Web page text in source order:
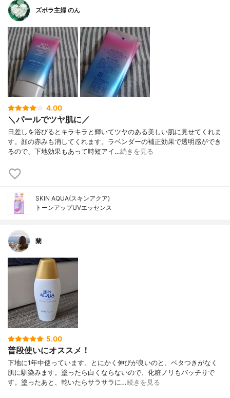
ズボラ主婦 のん
4.00
＼パールでツヤ肌に／
日差しを浴びるとキラキラと輝いてツヤのある美しい肌に見せてくれま
す。顔の赤みも消してくれます。ラベンダーの補正効果で透明感ができ
るので、下地効果もあって時短アイ…続きを見る
SKIN AQUA(スキンアクア)
トーンアップUVエッセンス
蘭
5.00
普段使いにオススメ！
下地に1年中使っています。とにかく伸びが良いのと、ベタつきがなく
肌に馴染みます。塗ったら白くならないので、化粧ノリもバッチりで
す。塗ったあと、乾いたらサラサラに…続きを見る